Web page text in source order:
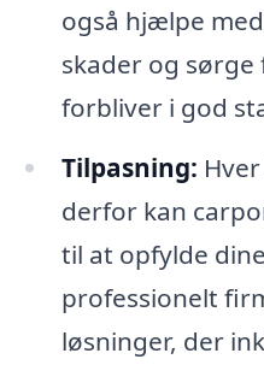
også hjælpe
skader og
forbliver i god
Tilpasning:
derfor kan
til at opfylde
professionelt
løsninger, der